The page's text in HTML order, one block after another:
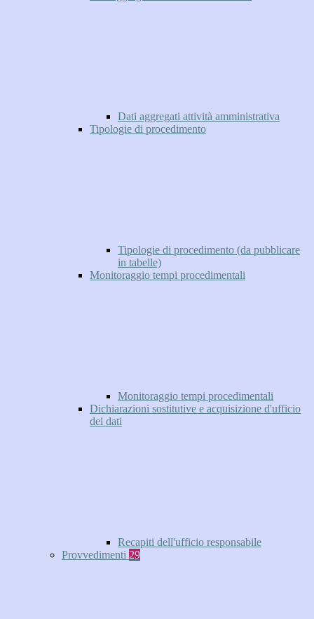
Dati aggregati attività amministrativa
Tipologie di procedimento
Tipologie di procedimento (da pubblicare
in tabelle)
Monitoraggio tempi procedimentali
Monitoraggio tempi procedimentali
Dichiarazioni sostitutive e acquisizione d'ufficio
dei dati
Recapiti dell'ufficio responsabile
Provvedimenti 29